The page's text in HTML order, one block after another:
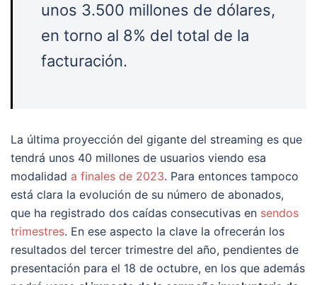
unos 3.500 millones de dólares,
en torno al 8% del total de la
facturación.
La última proyección del gigante del streaming es que
tendrá unos 40 millones de usuarios viendo esa
modalidad a finales de 2023. Para entonces tampoco
está clara la evolución de su número de abonados,
que ha registrado dos caídas consecutivas en sendos
trimestres. En ese aspecto la clave la ofrecerán los
resultados del tercer trimestre del año, pendientes de
presentación para el 18 de octubre, en los que además